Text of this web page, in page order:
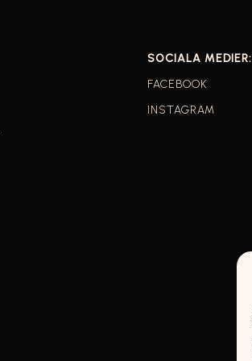
SOCIALA MEDIER:
FACEBOOK
INSTAGRAM